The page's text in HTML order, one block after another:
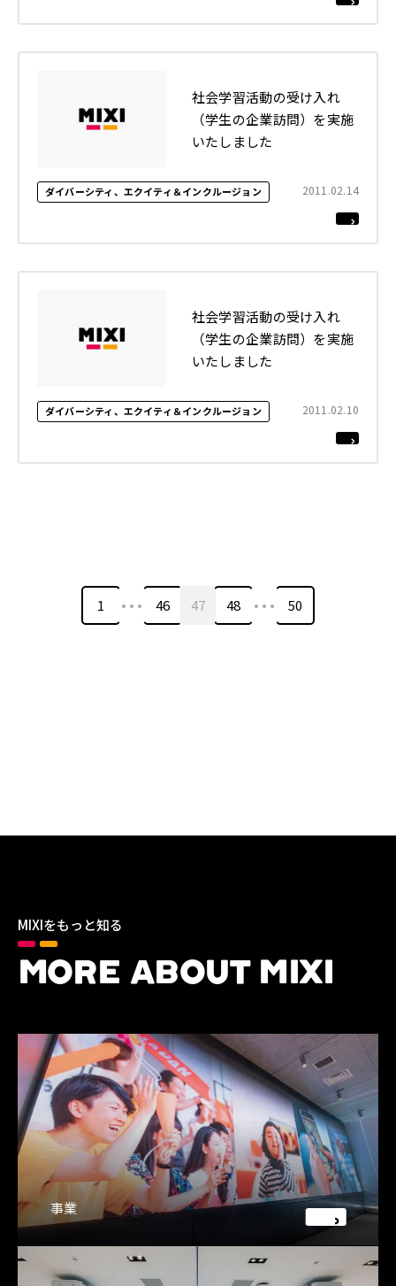
ダイバーシティ、エクイティ＆インクルージョン 2011.02.14
社会学習活動の受け入れ
（学生の企業訪問）を実施
いたしました
ダイバーシティ、エクイティ＆インクルージョン 2011.02.10
社会学習活動の受け入れ
（学生の企業訪問）を実施
いたしました
1 … 46 47 48 … 50
MIXIをもっと知る
MORE ABOUT MIXI
事業